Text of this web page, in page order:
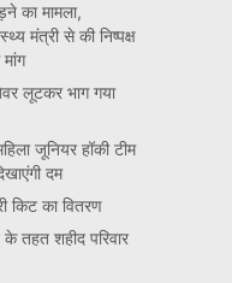
का मामला,
मंत्री से की निष्पक्ष
लूटकर भाग गया
जूनियर हॉकी टीम
दम
किट का वितरण
के तहत शहीद परिवार